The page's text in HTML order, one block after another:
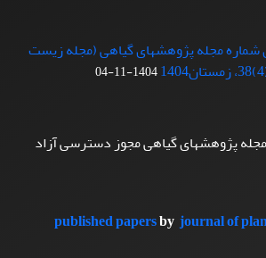
شماره مجله پژوهشهای گیاهی (مجله زیست
1404-11-04
پژوهشهای گیاهی مجوز دسترسی آزاد
published papersbyjournal of